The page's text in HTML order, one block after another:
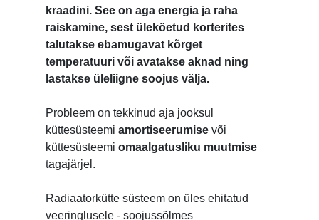
kraadini. See on aga energia ja raha
raiskamine, sest üleköetud korterites
talutakse ebamugavat kõrget
temperatuuri või avatakse aknad ning
lastakse üleliigne soojus välja.
Probleem on tekkinud aja jooksul
küttesüsteemi amortiseerumise või
küttesüsteemi omaalgatusliku muutmise
tagajärjel.
Radiaatorkütte süsteem on üles ehitatud
veeringlusele - soojussõlmes